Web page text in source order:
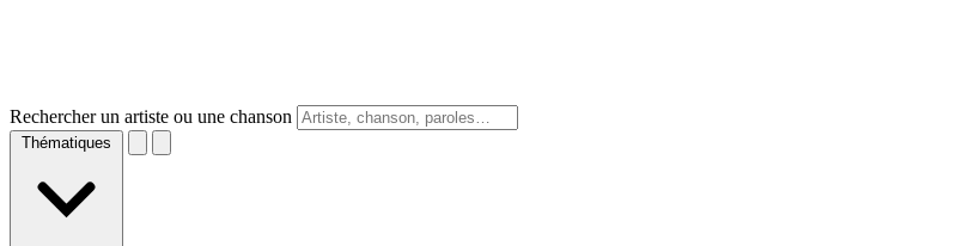
Rechercher un artiste ou une chanson
Thématiques